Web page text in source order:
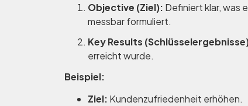
Objective (Ziel): Definiert klar, was
messbar formuliert.
Key Results
erreicht wurde.
Beispiel:
Ziel: Kundenzufriedenheit erhöhen.